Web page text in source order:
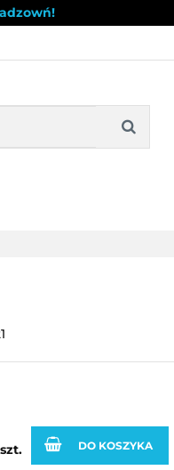
BLOG
szt. DO KOSZYKA